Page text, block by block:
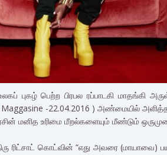
புகழ் பெற்ற பிரபல ரப்பாடகி மாதங்கி
-22.04.2016 ) அண்மையில்
மனித உரிமை மீறல்களையும் மீண்டும்
ரிட்சாட் கொட்வின் “எது அவரை